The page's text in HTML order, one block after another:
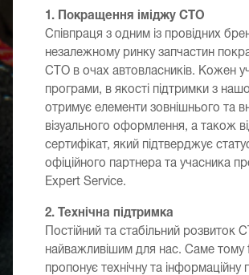
1. Покращення іміджу СТО
Співпраця з одним із провідних
незалежному ринку запчастин
СТО в очах автовласників. Кожен
програми, в якості підтримки з
отримує елементи зовнішнього та
візуального оформлення, а також
сертифікат, який підтверджує
офіційного партнера та учасника
Expert Service.
2. Технічна підтримка
Постійний та стабільний розвиток
найважливішим для нас. Саме тому
пропонує технічну та інформаційну